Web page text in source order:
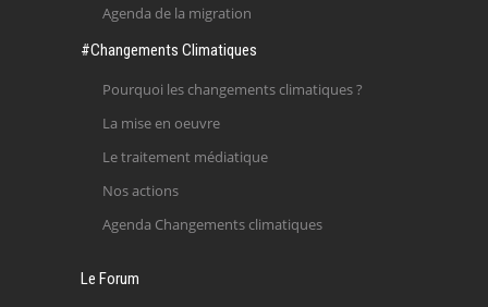
Agenda de la migration
#Changements Climatiques
Pourquoi les changements climatiques ?
La mise en oeuvre
Le traitement médiatique
Nos actions
Agenda Changements climatiques
Le Forum